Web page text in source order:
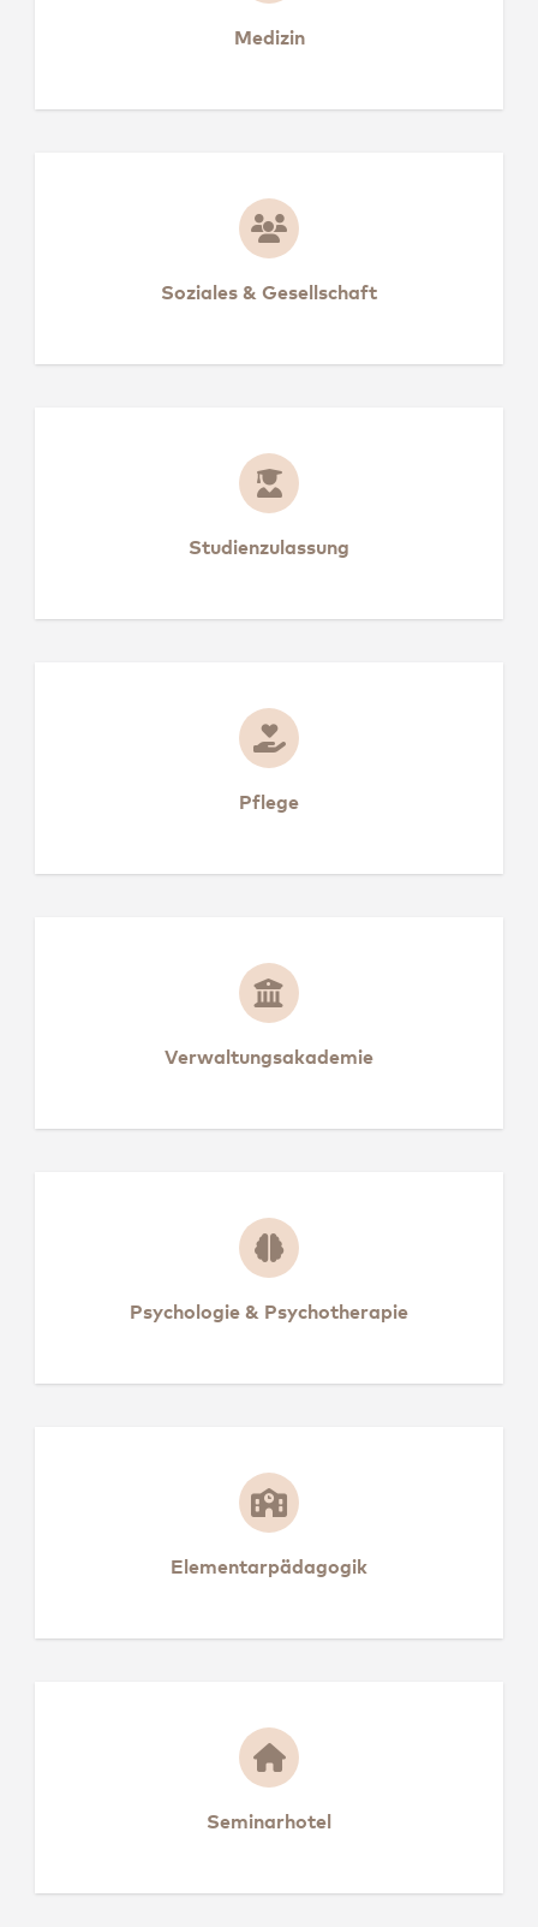
Medizin
Medizin
Soziales & Gesellschaft
Soziales & Gesellschaft
Studienzulassung
Studienzulassung
Pflege
Pflege
Verwaltungsakademie
Verwaltungsakademie
Psychologie &
Psychologie & Psychotherapie
Elementarpädagogik
Elementarpädagogik
Seminarhotel
Seminarhotel